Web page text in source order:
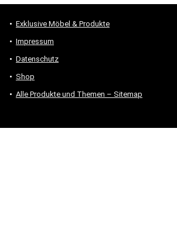
Exklusive Möbel & Produkte
Impressum
Datenschutz
Shop
Alle Produkte und Themen – Sitemap